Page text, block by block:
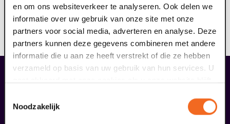
en om ons websiteverkeer te analyseren. Ook delen we
informatie over uw gebruik van onze site met onze
partners voor social media, adverteren en analyse. Deze
partners kunnen deze gegevens combineren met andere
informatie die u aan ze heeft verstrekt of die ze hebben
verzameld op basis van uw gebruik van hun services. U
Noodzakelijk
voorstelling. Reserveer jouw gratis ringleiding hier, je
ontvangt hiervan een e-ticket. Op vertoon van dit
ticket kun je voorafgaand aan de voorstelling de
ringleiding afhalen bij de theaterkassa.
overige arrangementen